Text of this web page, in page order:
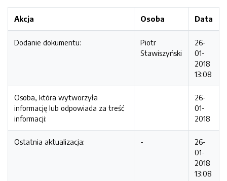
Akcja Osoba Data
Dodanie dokumentu:
Piotr
Stawiszyński
26-
01-
2018
13:08
Osoba, która wytworzyła
informację lub odpowiada za treść
informacji:
26-
01-
2018
Ostatnia aktualizacja: -
26-
01-
2018
13:08